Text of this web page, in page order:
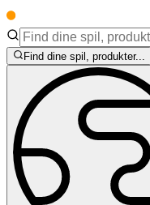
Find dine spil, produkter...